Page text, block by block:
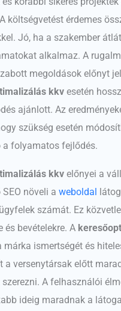
költségvetést érdemes
Jó, ha a szakember
alkalmaz. A
megoldások előnyt
kkvesetén
ajánlott. Az
szükség esetén
a folyamatos fejlődés.
kkvelőnyei a
növeli a weboldal
számát. Ez
és bevételekre. A
ismertségét és
a versenytársak előtt
szerezni. A felhasználói
ideig maradnak a